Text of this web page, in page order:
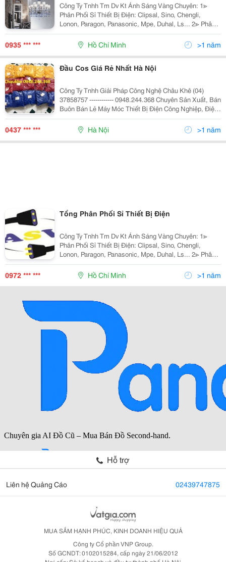
Công Ty Tnhh Tm Dv Kt Ánh Sáng Vàng Chuyên: 1≫
Phân Phối Sỉ Thiết Bị Điện: Clipsal, Sino, Chengli,
Lonon, Paragon, Panasonic, Mpe, Duhal, Ls... 2≫ Phân
Phối Đèn Chiếu Sáng Nội Ngoại Thất: Nét Việt, Euro,
Sano, Quốc Ngọc, 168 Lighting, Kim Lo
0935 *** *** Hồ Chí Minh >1 năm
Đầu Cos Giá Rẻ Nhất Hà Nội
Công Ty Tnhh Giải Pháp Công Nghệ Châu Khê (04)
37858757 ------------ 0948.244.368 Chuyên Sản Xuất, Bán
Buôn Bán Lẻ Máy Móc Thiết Bị Điện Công Nghiệp, Điện
Dân Dụng. Đầu Cot Chau Khe Đã Và Đang Được Các
Nhà Máy, Công Ty, Đại Lý Về Thiết Bị Đi
0437 *** *** Hà Nội >1 năm
Tổng Phân Phối Sỉ Thiết Bị Điện
Công Ty Tnhh Tm Dv Kt Ánh Sáng Vàng Chuyên: 1≫
Phân Phối Sỉ Thiết Bị Điện: Clipsal, Sino, Chengli,
Lonon, Paragon, Panasonic, Mpe, Duhal, Ls... 2≫ Phân
Phối Đèn Chiếu Sáng Nội Ngoại Thất: Nét Việt, Euro,
Sano, Quốc Ngọc, 168 Lighting, Kim Lo
0972 *** *** Hồ Chí Minh >1 năm
Hỗ trợ
Liên hệ Quảng Cáo 02439747875
MUA SẮM HẠNH PHÚC, KINH DOANH HIỆU QUẢ
Công ty Cổ phần VNP Group.
Số GCNDT: 0102015284, cấp ngày 21/06/2012